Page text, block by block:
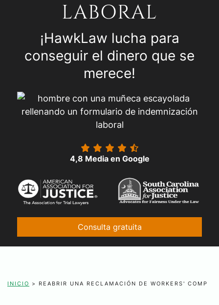
LABORAL
¡HawkLaw lucha para
conseguir el dinero que se
merece!
4,8 Media en Google
Consulta gratuita
INICIO > REABRIR UNA RECLAMACIÓN DE WORKERS' COMP